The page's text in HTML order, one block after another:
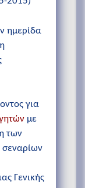
ημερίδα
για
με
των
σεναρίων
Γενικής